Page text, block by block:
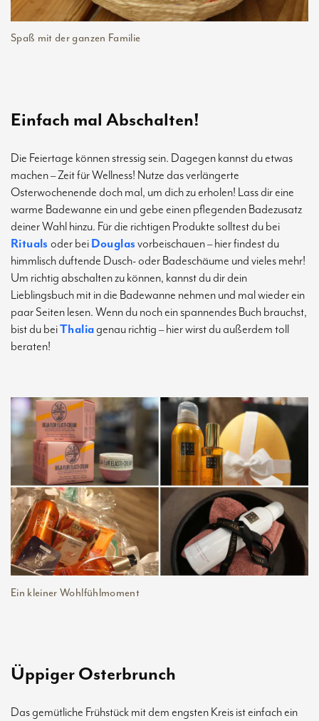
Spaß mit der ganzen Familie
Einfach mal Abschalten!
Die Feiertage können stressig sein. Dagegen kannst du etwas
machen – Zeit für Wellness! Nutze das verlängerte
Osterwochenende doch mal, um dich zu erholen! Lass dir eine
warme Badewanne ein und gebe einen pflegenden Badezusatz
deiner Wahl hinzu. Für die richtigen Produkte solltest du bei
Rituals oder bei Douglas vorbeischauen – hier findest du
himmlisch duftende Dusch- oder Badeschäume und vieles mehr!
Um richtig abschalten zu können, kannst du dir dein
Lieblingsbuch mit in die Badewanne nehmen und mal wieder ein
paar Seiten lesen. Wenn du noch ein spannendes Buch brauchst,
bist du beiThaliagenau richtig – hier wirst du außerdem toll
beraten!
Ein kleiner Wohlfühlmoment
Üppiger Osterbrunch
Das gemütliche Frühstück mit dem engsten Kreis ist einfach ein